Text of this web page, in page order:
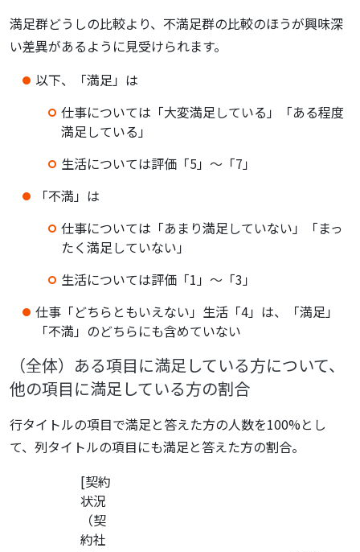
満足群どうしの比較より、不満足群の比較のほうが興味深
い差異があるように見受けられます。
以下、「満足」は
仕事については「大変満足している」「ある程度
満足している」
生活については評価「5」～「7」
「不満」は
仕事については「あまり満足していない」「まっ
たく満足していない」
生活については評価「1」～「3」
仕事「どちらともいえない」生活「4」は、「満足」
「不満」のどちらにも含めていない
（全体）ある項目に満足している方について、
他の項目に満足している方の割合
行タイトルの項目で満足と答えた方の人数を100%とし
て、列タイトルの項目にも満足と答えた方の割合。
[契約
状況
（契
約社